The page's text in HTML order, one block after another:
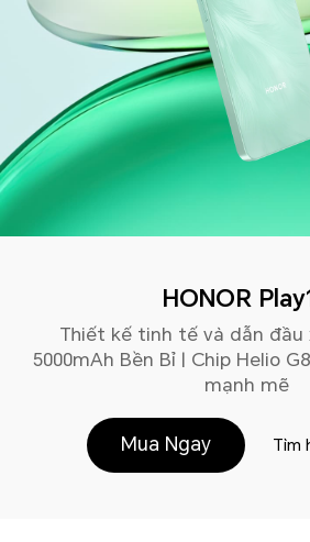
HONOR
Thiết kế tinh tế và dẫn đầu
5000mAh Bền Bỉ | Chip Helio
mạnh mẽ
Mua Ngay Tìm